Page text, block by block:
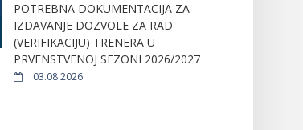
POTREBNA DOKUMENTACIJA ZA
IZDAVANJE DOZVOLE ZA RAD
(VERIFIKACIJU) TRENERA U
PRVENSTVENOJ SEZONI 2026/2027
03.08.2026